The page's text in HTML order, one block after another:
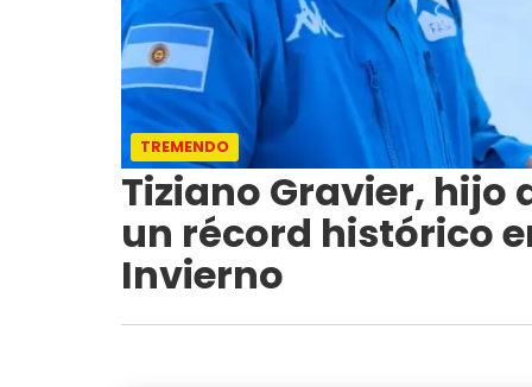
TREMENDO
Tiziano Gravier, hijo
un récord histórico
Invierno